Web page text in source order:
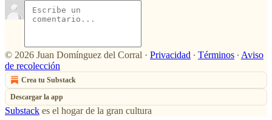
© 2026 Juan Domínguez del Corral · Privacidad ∙ Términos ∙ Aviso
de recolección
Crea tu Substack
Descargar la app
Substack es el hogar de la gran cultura